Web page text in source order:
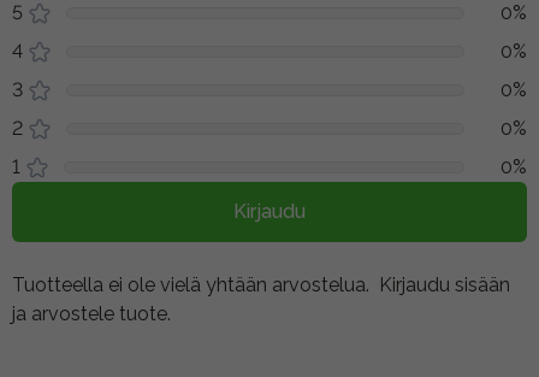
5
0%
4
0%
3
0%
2
0%
1
0%
Kirjaudu
Tuotteella ei ole vielä yhtään arvostelua.
Kirjaudu sisään
ja arvostele tuote.